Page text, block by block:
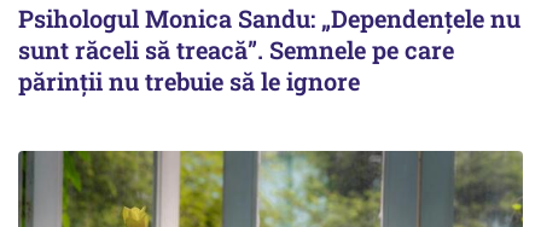
Psihologul Monica Sandu: „Dependențele nu
sunt răceli să treacă”. Semnele pe care
părinții nu trebuie să le ignore